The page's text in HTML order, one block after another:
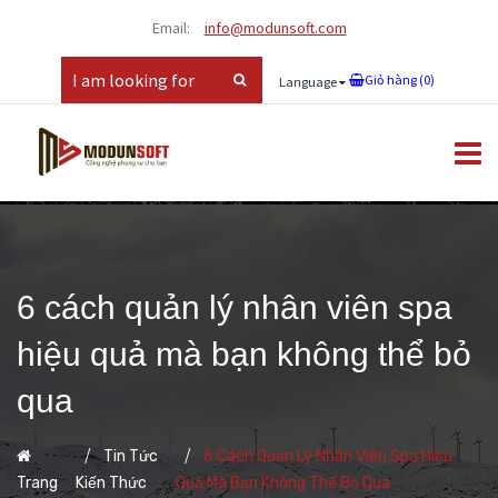
Email: info@modunsoft.com
Language Giỏ hàng (0)
6 cách quản lý nhân viên spa
hiệu quả mà bạn không thể bỏ
qua
Trang
Tin Tức,
Kiến Thức
6 Cách Quản Lý Nhân Viên Spa Hiệu
Quả Mà Bạn Không Thể Bỏ Qua